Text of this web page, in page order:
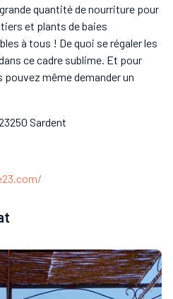
quantité de nourriture pour
et plants de baies
à tous ! De quoi se régaler les
ce cadre sublime. Et pour
même demander un
Sardent